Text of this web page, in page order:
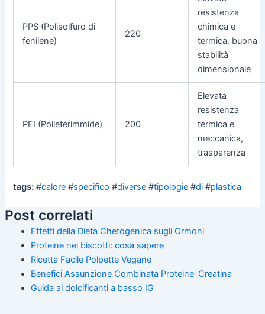
PPS (Polisolfuro di
fenilene)
220
resistenza
chimica e
termica, buona
stabilità
dimensionale
PEI (Polieterimmide) 200
Elevata
resistenza
termica e
meccanica,
trasparenza
tags: #calore #specifico #diverse #tipologie #di #plastica
Post correlati
Effetti della Dieta Chetogenica sugli Ormoni
Proteine nei biscotti: cosa sapere
Ricetta Facile Polpette Vegane
Benefici Assunzione Combinata Proteine-Creatina
Guida ai dolcificanti a basso IG